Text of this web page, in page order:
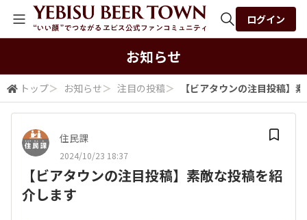
検索
ログイン
お知らせ
トップ＞ お知らせ＞ 注目の投稿＞ 【ビアタウンの注目投稿】
住民課
2024/10/23 18:37
【ビアタウンの注目投稿】素敵な投稿を紹
介します